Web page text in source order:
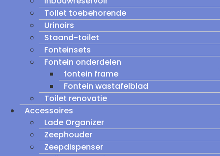
Toilet toebehorende
Urinoirs
Staand-toilet
Fonteinsets
Fontein onderdelen
fontein frame
Fontein wastafelblad
Toilet renovatie
Accessoires
Lade Organizer
Zeephouder
Zeepdispenser